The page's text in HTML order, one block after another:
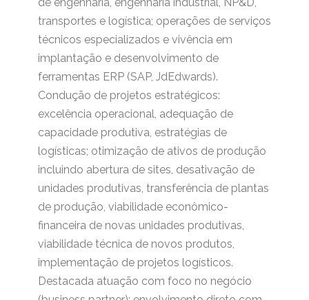
transportes e logística; operações de serviços
técnicos especializados e vivência em
implantação e desenvolvimento de
ferramentas ERP (SAP, JdEdwards).
Condução de projetos estratégicos:
excelência operacional, adequação de
capacidade produtiva, estratégias de
logísticas; otimização de ativos de produção
incluindo abertura de sites, desativação de
unidades produtivas, transferência de plantas
de produção, viabilidade econômico-
financeira de novas unidades produtivas,
viabilidade técnica de novos produtos,
implementação de projetos logísticos.
Destacada atuação com foco no negócio